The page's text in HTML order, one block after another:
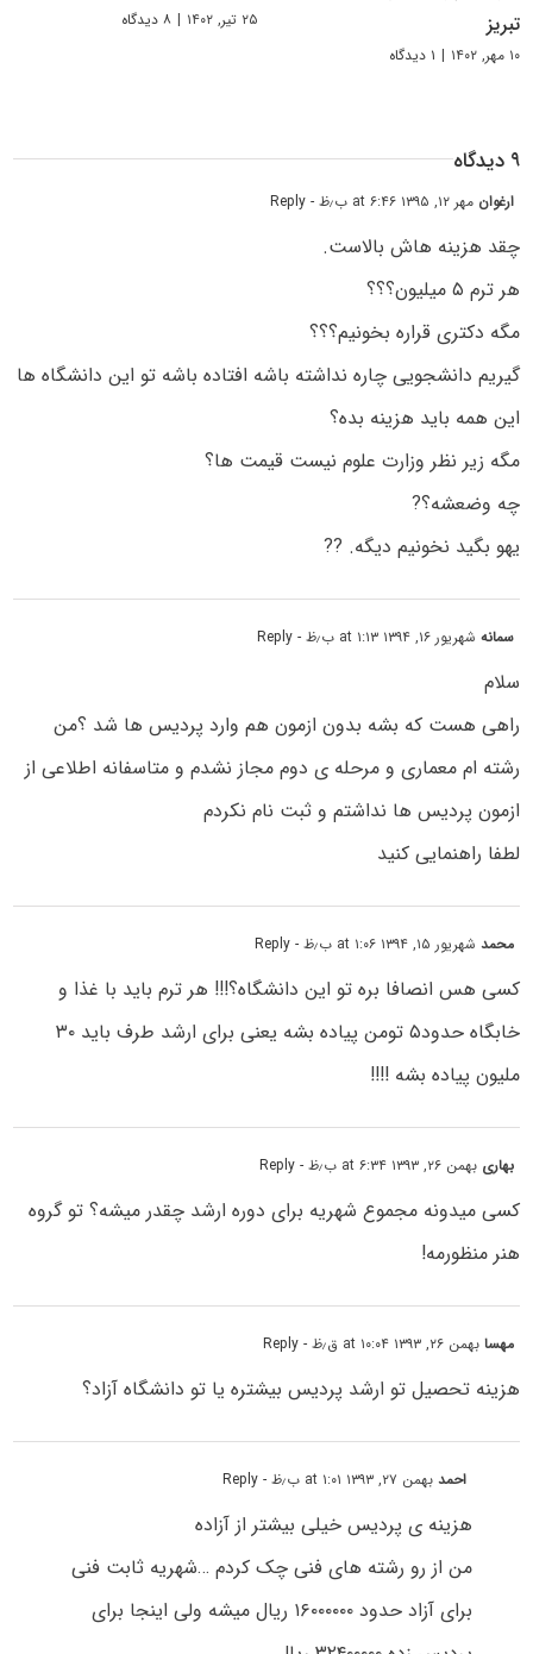
تبریز
۱۰ مهر, ۱۴۰۲ | ۱ دیدگاه
۲۵ تیر, ۱۴۰۲ | ۸ دیدگاه
۹ دیدگاه
ارغوان مهر ۱۲, ۱۳۹۵ at ۶:۴۶ ب٫ظ - Reply
چقد هزینه هاش بالاست.
هر ترم ۵ میلیون؟؟؟
مگه دکتری قراره بخونیم؟؟؟
گیریم دانشجویی چاره نداشته باشه افتاده باشه تو این دانشگاه ها
این همه باید هزینه بده؟
مگه زیر نظر وزارت علوم نیست قیمت ها؟
چه وضعشه؟?
یهو بگید نخونیم دیگه. ??
سمانهشهریور ۱۶, ۱۳۹۴ at ۱:۱۳ ب٫ظ - Reply
سلام
راهی هست که بشه بدون ازمون هم وارد پردیس ها شد ؟من
رشته ام معماری و مرحله ی دوم مجاز نشدم و متاسفانه اطلاعی از
ازمون پردیس ها نداشتم و ثبت نام نکردم
لطفا راهنمایی کنید
محمدشهریور ۱۵, ۱۳۹۴ at ۱:۰۶ ب٫ظ - Reply
کسی هس انصافا بره تو این دانشگاه؟!!! هر ترم باید با غذا و
خابگاه حدود۵ تومن پیاده بشه یعنی برای ارشد طرف باید ۳۰
ملیون پیاده بشه !!!!
بهاری بهمن ۲۶, ۱۳۹۳ at ۶:۳۴ ب٫ظ - Reply
کسی میدونه مجموع شهریه برای دوره ارشد چقدر میشه؟ تو گروه
هنر منظورمه!
مهسابهمن ۲۶, ۱۳۹۳ at ۱۰:۰۴ ق٫ظ - Reply
هزینه تحصیل تو ارشد پردیس بیشتره یا تو دانشگاه آزاد؟
احمدبهمن ۲۷, ۱۳۹۳ at ۱:۰۱ ب٫ظ - Reply
هزینه ی پردیس خیلی بیشتر از آزاده
من از رو رشته های فنی چک کردم …شهریه ثابت فنی
برای آزاد حدود ۱۶۰۰۰۰۰۰ ریال میشه ولی اینجا برای